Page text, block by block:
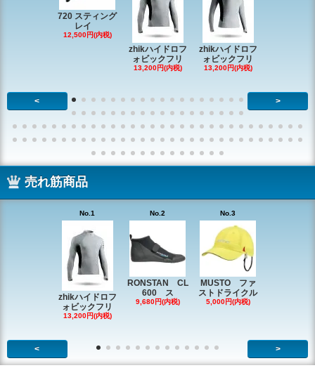
720 スティング
レイ
12,500円(内税)
zhikハイドロフ
ォビックフリ
13,200円(内税)
zhikハイドロフ
ォビックフリ
13,200円(内税)
< >
売れ筋商品
No.1
zhikハイドロフ
ォビックフリ
13,200円(内税)
No.2
RONSTAN CL
600 ス
9,680円(内税)
No.3
MUSTO ファ
ストドライクル
5,000円(内税)
< >